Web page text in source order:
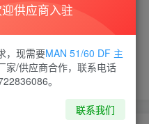
欢就支持一下吧
分享 收藏
供应商入驻
，现需要MAN 51/60 DF 主
家/供应商合作，联系电话
。
联系我们